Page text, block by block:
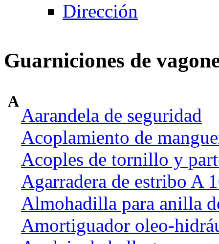
Dirección
Guarniciones de
A
Aarandela de seguridad
Acoplamiento de
Acoples de tornillo y
Agarradera de estribo A
Almohadilla para anilla
Amortiguador oleo-